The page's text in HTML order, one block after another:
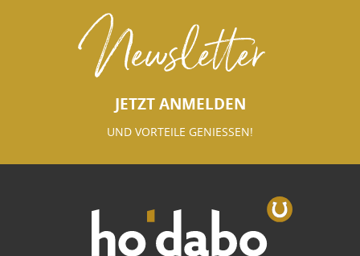
Newsletter
JETZT ANMELDEN
UND VORTEILE GENIESSEN!